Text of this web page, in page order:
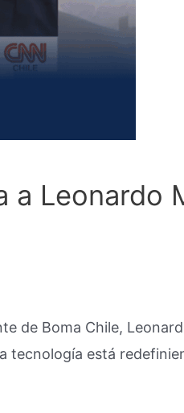
a Leonardo
de Boma Chile,
tecnología está